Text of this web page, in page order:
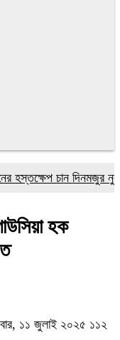
চান দিনমজুর নুরুল
হক
১১ জুলাই ২০২৫ ১১২